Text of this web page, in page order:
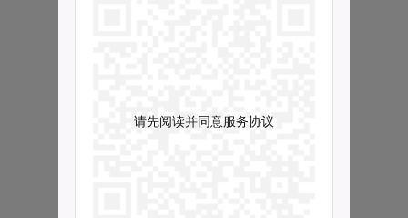
请先阅读并同意服务协议